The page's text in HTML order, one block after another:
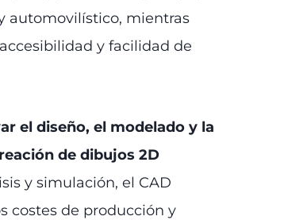
automovilístico, mientras
y facilidad de
el diseño, el modelado y la
de dibujos 2D
y simulación, el CAD
costes de producción y